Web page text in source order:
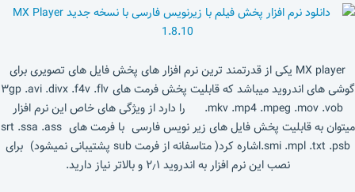
MX player یکی از قدرتمند ترین نرم افزار های پخش فایل های تصویری برای
گوشی های اندروید میباشد که قابلیت پخش فرمت های ۳gp .avi .divx .f4v .flv
.mkv .mp4 .mpeg .mov .vob را دارد از ویژگی های خاص این نرم افزار
میتوان به قابلیت پخش فایل های زیر نویس فارسی با فرمت های srt .ssa .ass
.smi .mpl .txt .psbاشاره کرد( متاسفانه از فرمت sub پشتیبانی نمیشود) برای
نصب این نرم افزار به اندروید ۲٫۱ و بالاتر نیاز دارید.